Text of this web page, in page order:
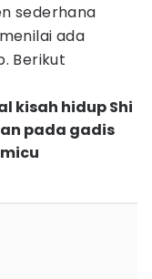
sederhana
ada
Berikut
kisah hidup Shi
pada gadis